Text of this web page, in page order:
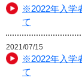
※2022年入学
て
2021/07/15
※2022年入学
て